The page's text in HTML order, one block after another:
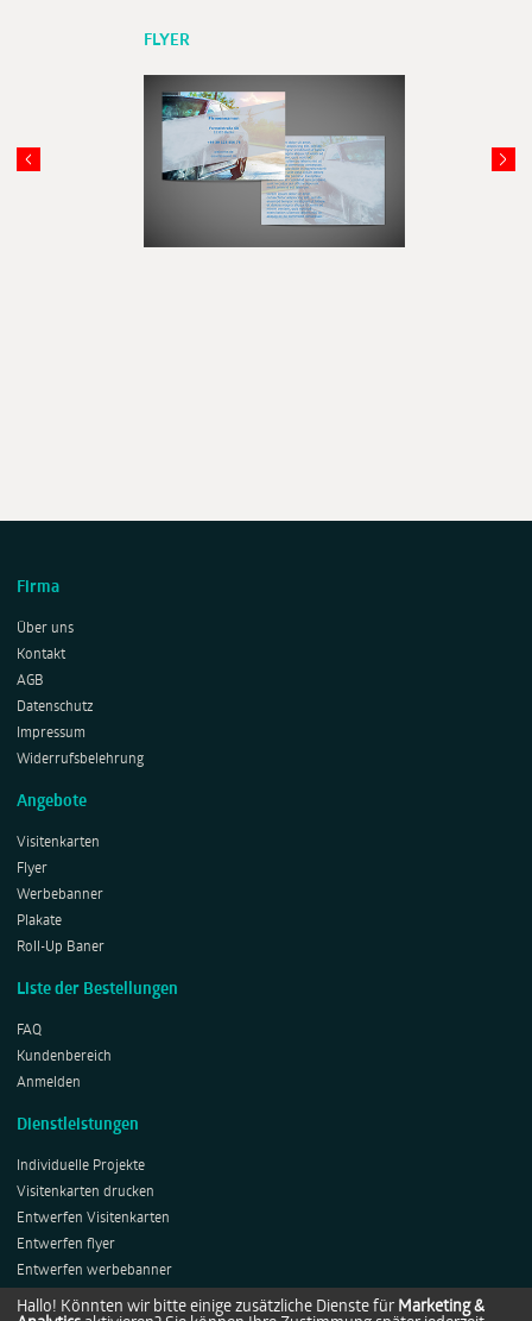
FLYER
Firma
Über uns
Kontakt
AGB
Datenschutz
Impressum
Widerrufsbelehrung
Angebote
Visitenkarten
Flyer
Werbebanner
Plakate
Roll-Up Baner
Liste der Bestellungen
FAQ
Kundenbereich
Anmelden
Dienstleistungen
Individuelle Projekte
Visitenkarten drucken
Entwerfen Visitenkarten
Entwerfen flyer
Entwerfen werbebanner
Entwerfen Plakates
Hallo! Könnten wir bitte einige zusätzliche Dienste für Marketing &